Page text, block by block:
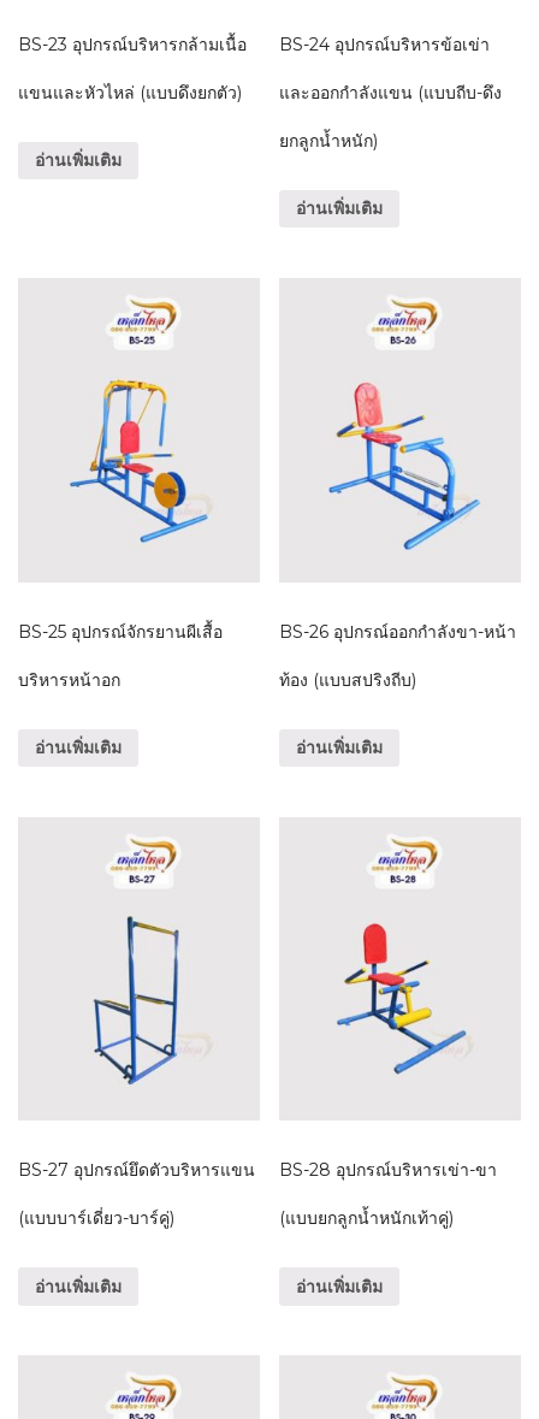
BS-23 อุปกรณ์บริหารกล้ามเนื้อ
แขนและหัวไหล่ (แบบดึงยกตัว)
อ่านเพิ่มเติม
BS-24 อุปกรณ์บริหารข้อเข่า
และออกกำลังแขน (แบบถีบ-ดึง
ยกลูกน้ำหนัก)
อ่านเพิ่มเติม
BS-25 อุปกรณ์จักรยานผีเสื้อ
บริหารหน้าอก
อ่านเพิ่มเติม
BS-26 อุปกรณ์ออกกำลังขา-หน้า
ท้อง (แบบสปริงถีบ)
อ่านเพิ่มเติม
BS-27 อุปกรณ์ยึดตัวบริหารแขน
(แบบบาร์เดี่ยว-บาร์คู่)
อ่านเพิ่มเติม
BS-28 อุปกรณ์บริหารเข่า-ขา
(แบบยกลูกน้ำหนักเท้าคู่)
อ่านเพิ่มเติม